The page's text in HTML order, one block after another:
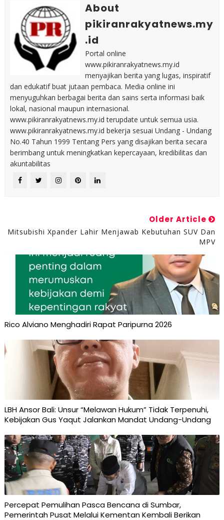
About
pikiranrakyatnews.my
.id
Portal online
www.pikiranrakyatnews.my.id
menyajikan berita yang lugas, inspiratif
dan edukatif buat jutaan pembaca. Media online ini
menyuguhkan berbagai berita dan sains serta informasi baik
lokal, nasional maupun internasional.
www.pikiranrakyatnews.my.id terupdate untuk semua usia.
www.pikiranrakyatnews.my.id bekerja sesuai Undang - Undang
No.40 Tahun 1999 Tentang Pers yang disajikan berita secara
berimbang untuk meningkatkan kepercayaan, kredibilitas dan
akuntabilitas
Older Article
Mitsubishi Xpander Lahir Menjawab Kebutuhan SUV Dan
MPV
Rico Alviano Menghadiri Rapat Paripurna 2026
LBH Ansor Bali: Unsur “Melawan Hukum” Tidak Terpenuhi,
Kebijakan Gus Yaqut Jalankan Mandat Undang-Undang
Percepat Pemulihan Pasca Bencana di Sumbar,
Pemerintah Pusat Melalui Kementan Kembali Berikan